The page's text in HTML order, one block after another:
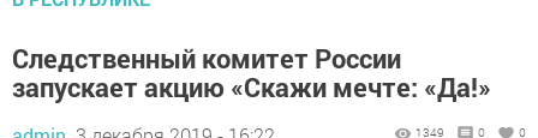
Следственный комитет России
запускает акцию «Скажи мечте: «Да!»
1349 0 0